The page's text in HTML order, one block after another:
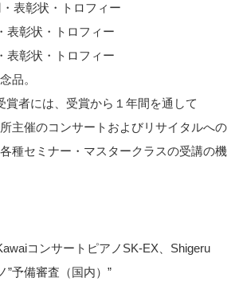
表彰状・トロフィー
表彰状・トロフィー
表彰状・トロフィー
品。
賞者には、受賞から１年間を通して
所主催のコンサートおよびリサイタルへの
種セミナー・マスタークラスの受講の機
コンサートピアノSK-EX、Shigeru
”予備審査（国内）”